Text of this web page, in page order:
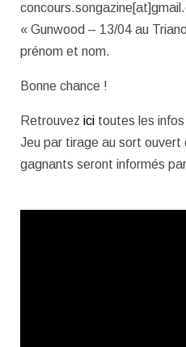
« Gunwood – 13/04 au
prénom et nom.
Bonne chance !
Retrouvez ici toutes les infos
Jeu par tirage au sort ouvert
gagnants seront informés